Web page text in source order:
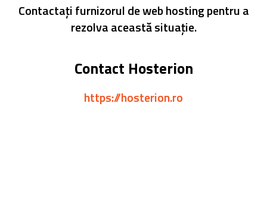
Contactați furnizorul de web hosting pentru a
rezolva această situație.
Contact Hosterion
https://hosterion.ro